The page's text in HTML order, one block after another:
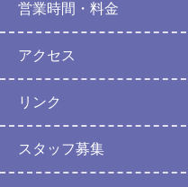
営業時間・料金
アクセス
リンク
スタッフ募集